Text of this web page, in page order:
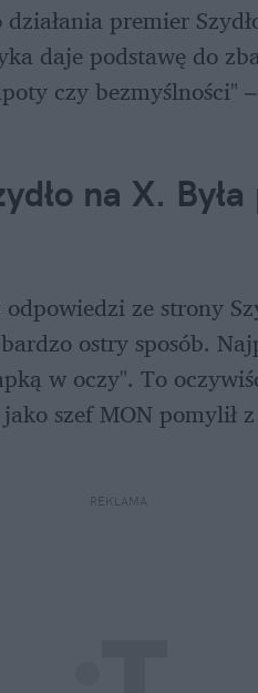
premier
daje podstawę do
czy bezmyślności"
na X.
ze strony
ostry sposób.
w oczy". To
szef MON pomylił
REKLAMA